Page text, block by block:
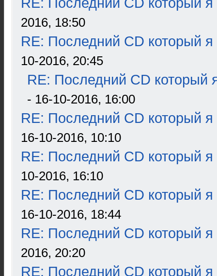
2016, 18:50
RE: Последний CD который я
10-2016, 20:45
RE: Последний CD который
- 16-10-2016, 16:00
RE: Последний CD который я
16-10-2016, 10:10
RE: Последний CD который я
10-2016, 16:10
RE: Последний CD который я
16-10-2016, 18:44
RE: Последний CD который я
2016, 20:20
RE: Последний CD который я